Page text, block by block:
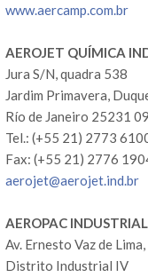
www.aercamp.com.br
AEROJET QUÍMICA
Jura S/N, quadra 538
Jardim Primavera,
Río de Janeiro 25231
Tel.: (+55 21) 2773
Fax: (+55 21) 2776
aerojet@aerojet.ind.br
AEROPAC
Av. Ernesto Vaz de
Distrito Industrial IV